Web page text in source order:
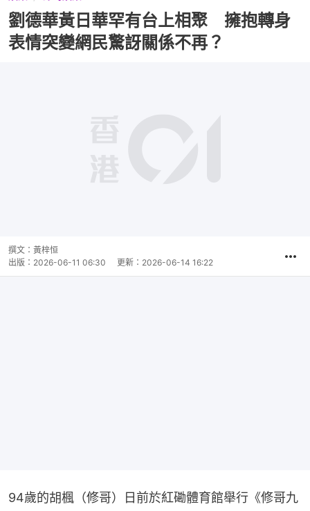
劉德華黃日華罕有台上相聚 擁抱轉身
表情突變網民驚訝關係不再？
撰文： 黃梓恒
出版： 2026-06-11 06:30 更新： 2026-06-14 16:22
94歲的胡楓（修哥）日前於紅磡體育館舉行《修哥九